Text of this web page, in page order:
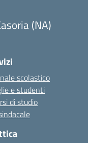
(NA)
scolastico
e studenti
di studio